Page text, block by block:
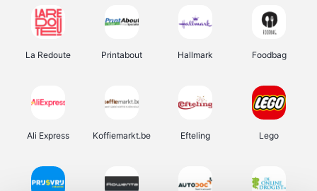
La Redoute Printabout Hallmark Foodbag
Ali Express Koffiemarkt.be Efteling Lego